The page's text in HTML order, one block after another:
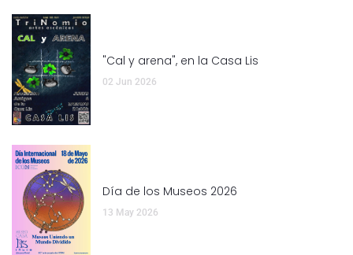
"Cal y arena", en la Casa Lis
02 Jun 2026
Día de los Museos 2026
13 May 2026